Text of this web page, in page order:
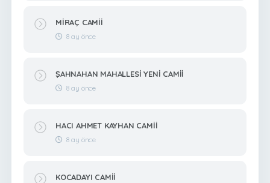
MİRAÇ CAMİİ
8 ay önce
ŞAHNAHAN MAHALLESİ YENİ CAMİİ
8 ay önce
HACI AHMET KAYHAN CAMİİ
8 ay önce
KOCADAYI CAMİİ